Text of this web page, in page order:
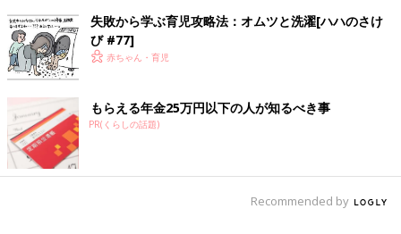
失敗から学ぶ育児攻略法：オムツと洗濯[ハハのさけ
び #77]
赤ちゃん・育児
もらえる年金25万円以下の人が知るべき事
PR(くらしの話題)
Recommended by